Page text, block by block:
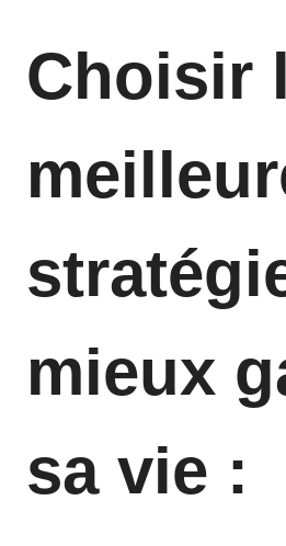
Choisir
mieux
sa vie :